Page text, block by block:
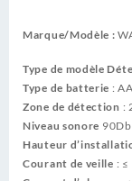
Marque/Modèle :
Type de modèle
Type de batterie :
Zone de détection :
Niveau sonore
Hauteur
Courant de veille :